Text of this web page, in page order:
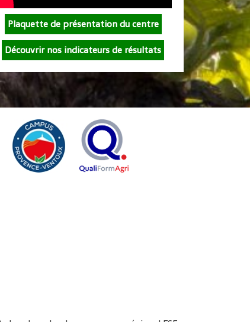
Plaquette de présentation du centre
Découvrir nos indicateurs de résultats